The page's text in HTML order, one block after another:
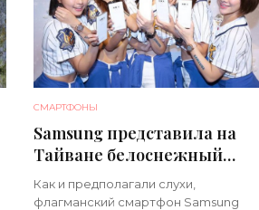
СМАРТФОНЫ
Samsung представила на
Тайване белоснежный
Galaxy Note 9 -
«Смартфоны»
Как и предполагали слухи,
флагманский смартфон Samsung